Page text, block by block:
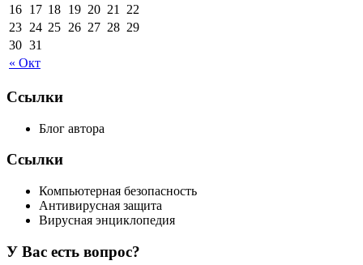
« Окт
16 17 18 19 20 21
22
23 24 25 26 27 28 29
30 31
Ссылки
Блог автора
Ссылки
Компьютерная безопасность
Антивирусная защита
Вирусная энциклопедия
У Вас есть вопрос?